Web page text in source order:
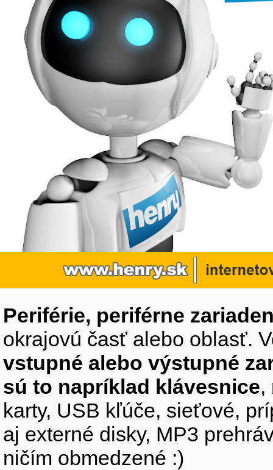
Periférie, periférne
okrajovú časť alebo oblasť.
vstupné alebo výstupné
sú to napríklad klávesnice,
karty, USB kľúče, sieťové,
aj externé disky, MP3
ničím obmedzené :)